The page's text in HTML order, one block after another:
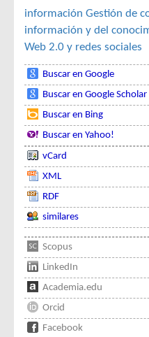
información Gestión de
información y del
Web 2.0 y redes sociales
Buscar en Google
Buscar en Google Scholar
Buscar en Bing
Buscar en Yahoo!
vCard
XML
RDF
similares
Scopus
LinkedIn
Academia.edu
Orcid
Facebook